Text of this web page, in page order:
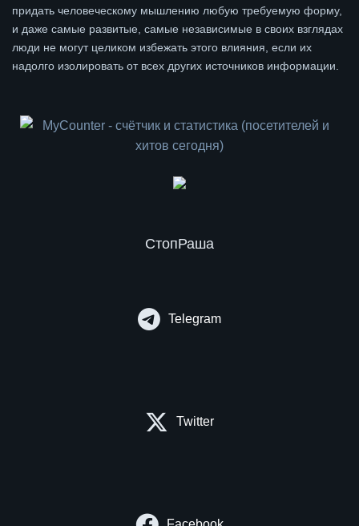
придать человеческому мышлению любую требуемую форму,
и даже самые развитые, самые независимые в своих взглядах
люди не могут целиком избежать этого влияния, если их
надолго изолировать от всех других источников информации.
СтопРаша
Telegram
Twitter